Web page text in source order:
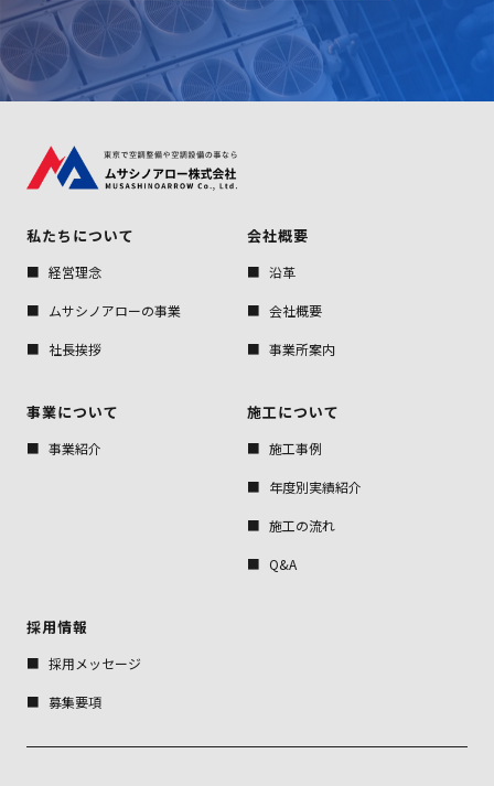
私たちについて
経営理念
ムサシノアローの事業
社長挨拶
会社概要
沿革
会社概要
事業所案内
事業について
事業紹介
施工について
施工事例
年度別実績紹介
施工の流れ
Q&A
採用情報
採用メッセージ
募集要項